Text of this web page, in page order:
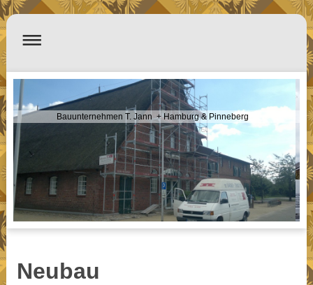
Bauunternehmen T. Jann + Hamburg & Pinneberg
Neubau